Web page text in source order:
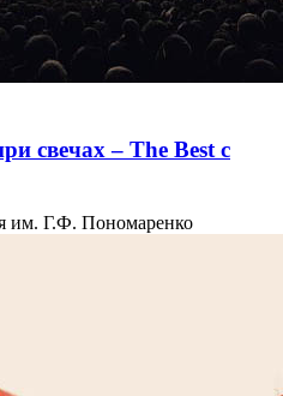
свечах – The Best с
им. Г.Ф. Пономаренко